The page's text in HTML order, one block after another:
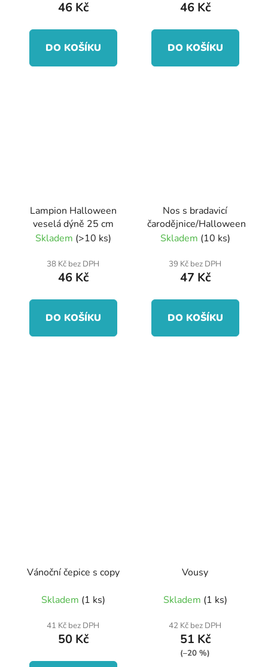
46 Kč
DO KOŠÍKU
46 Kč
DO KOŠÍKU
Lampion Halloween
veselá dýně 25 cm
Skladem (>10 ks)
38 Kč bez DPH
46 Kč
DO KOŠÍKU
Nos s bradavicí
čarodějnice/Halloween
Skladem (10 ks)
39 Kč bez DPH
47 Kč
DO KOŠÍKU
Vánoční čepice s copy
Skladem (1 ks)
41 Kč bez DPH
50 Kč
Vousy
Skladem (1 ks)
42 Kč bez DPH
51 Kč
(–20 %)